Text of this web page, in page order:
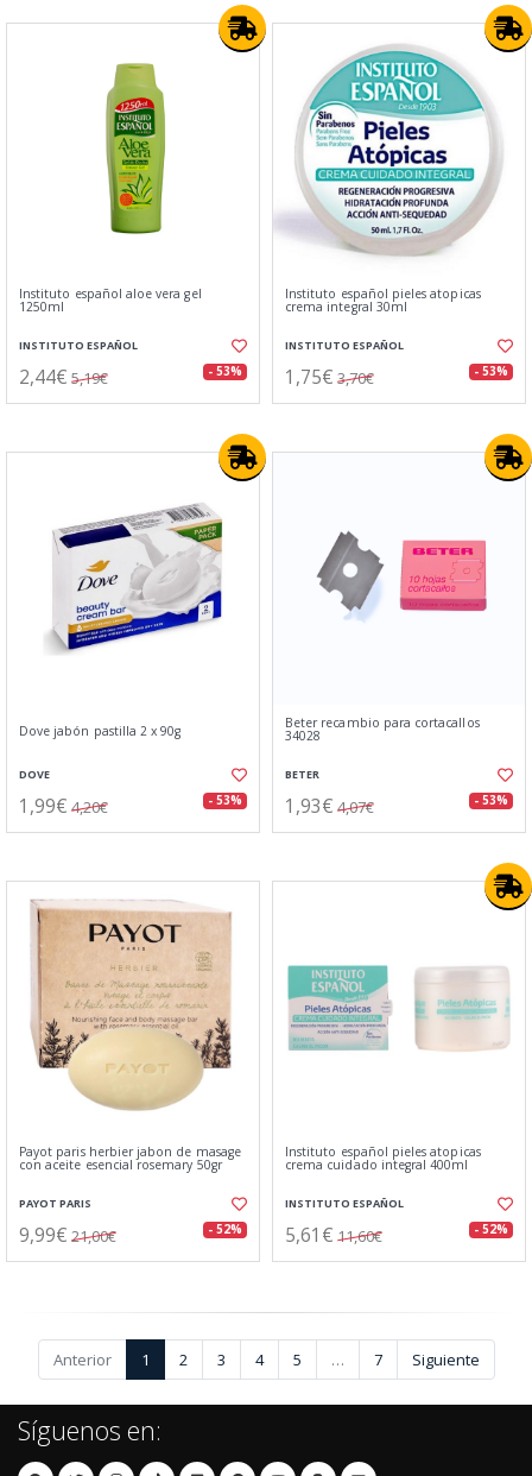
Instituto español aloe vera gel
1250ml
INSTITUTO ESPAÑOL
2,44€ 5,19€ - 53%
Instituto español pieles atopicas
crema integral 30ml
INSTITUTO ESPAÑOL
1,75€ 3,70€ - 53%
Dove jabón pastilla 2 x 90g
DOVE
1,99€ 4,20€ - 53%
Beter recambio para cortacallos
34028
BETER
1,93€ 4,07€ - 53%
Payot paris herbier jabon de masage
con aceite esencial rosemary 50gr
PAYOT PARIS
9,99€ 21,00€ - 52%
Instituto español pieles atopicas
crema cuidado integral 400ml
INSTITUTO ESPAÑOL
5,61€ 11,60€ - 52%
Anterior 1 2 3 4 5 … 7 Siguiente
Síguenos en: